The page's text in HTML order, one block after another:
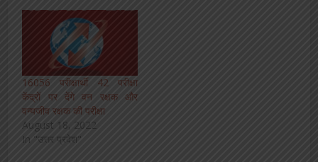
16056 परीक्षार्थी 42 परीक्षा
केंद्रों पर देंगे वन रक्षक और
वन्यजीव रक्षक की परीक्षा
August 18, 2022
In "उत्तर प्रदेश"